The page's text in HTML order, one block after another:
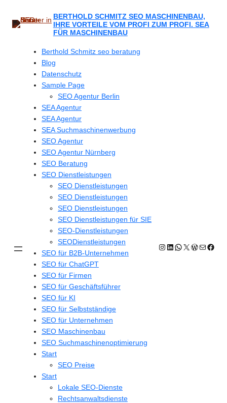
springen
BERTHOLD SCHMITZ SEO MASCHINENBAU,
IHRE VORTEILE VOM PROFI ZUM PROFI. SEA
FÜR MASCHINENBAU
Berthold Schmitz seo beratung
Blog
Datenschutz
Sample Page
SEO Agentur Berlin
SEA Agentur
SEA Agentur
SEA Suchmaschinenwerbung
SEO Agentur
SEO Agentur Nürnberg
SEO Beratung
SEO Dienstleistungen
SEO Dienstleistungen
SEO Dienstleistungen
SEO Dienstleistungen
SEO Dienstleistungen für SIE
SEO-Dienstleistungen
SEODienstleistungen
SEO für B2B-Unternehmen
SEO für ChatGPT
SEO für Firmen
SEO für Geschäftsführer
SEO für KI
SEO für Selbstständige
SEO für Unternehmen
SEO Maschinenbau
SEO Suchmaschinenoptimierung
Start
SEO Preise
Start
Lokale SEO-Dienste
Rechtsanwaltsdienste
Instagram
LinkedIn
WhatsApp
X E-Mail